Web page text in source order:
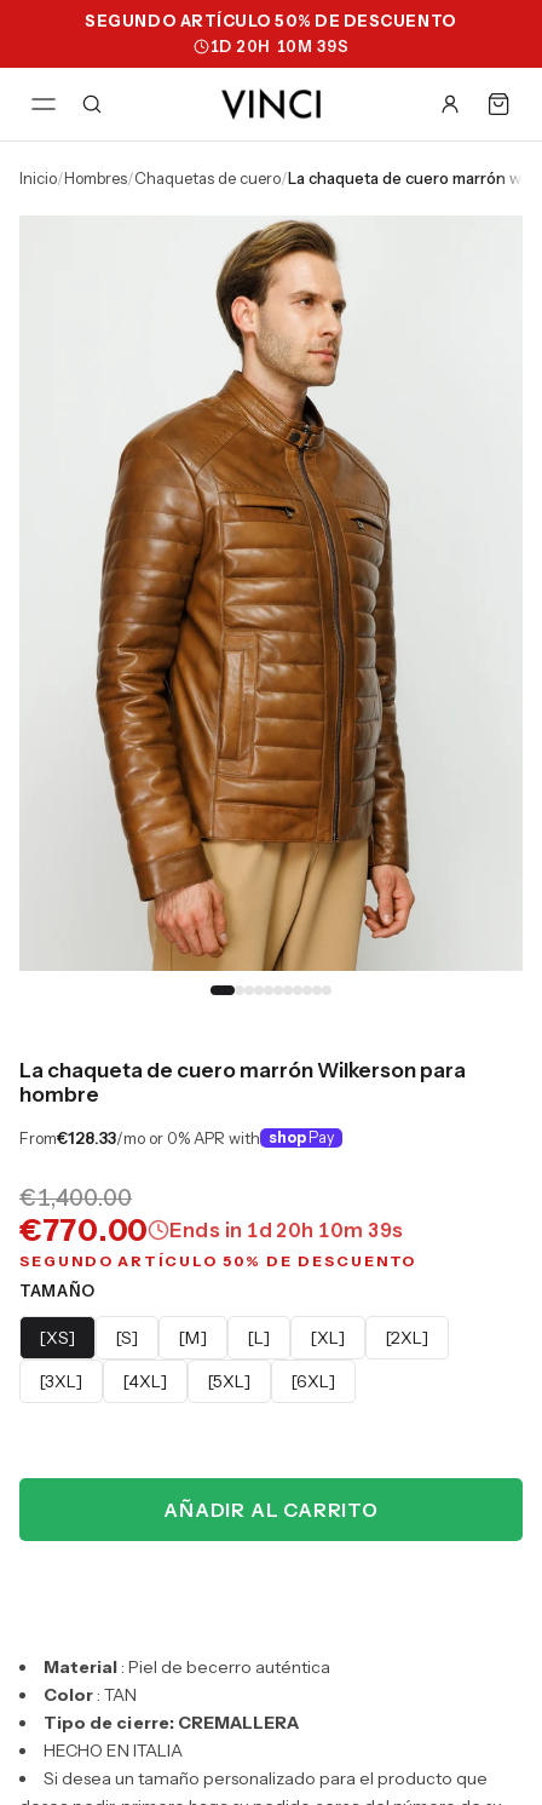
SEGUNDO ARTÍCULO 50% DE DESCUENTO
1D 20H 10M 38S
inicio/ hombres/ chaquetas de cuero/ la chaqueta de cuero marrón
La chaqueta de cuero marrón Wilkerson para
hombre
From€128.33/mo or 0% APR with shop Pay
€1,400.00
€770.00 Ends in 1d 20h 10m 38s
SEGUNDO ARTÍCULO 50% DE DESCUENTO
TAMAÑO
[XS] [S] [M] [L] [XL]
[2XL]
[3XL]
[4XL] [5XL] [6XL]
AÑADIR AL CARRITO
Material: Piel de becerro auténtica
Color: TAN
Tipo de cierre: CREMALLERA
HECHO EN ITALIA
Si desea un tamaño personalizado para el producto que